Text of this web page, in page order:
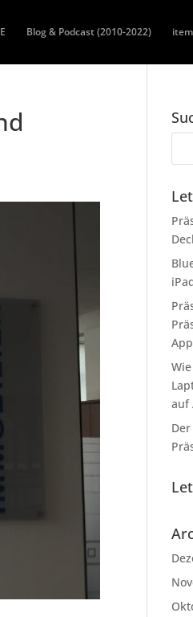
Blog & Podcast (2010-2022)
auf